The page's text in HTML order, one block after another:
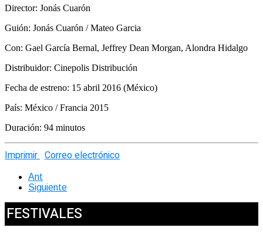
Director: Jonás Cuarón
Guión: Jonás Cuarón / Mateo Garcia
Con: Gael García Bernal, Jeffrey Dean Morgan, Alondra Hidalgo
Distribuidor: Cinepolis Distribución
Fecha de estreno: 15 abril 2016 (México)
País: México / Francia 2015
Duración: 94 minutos
Imprimir Correo electrónico
Ant
Siguiente
FESTIVALES